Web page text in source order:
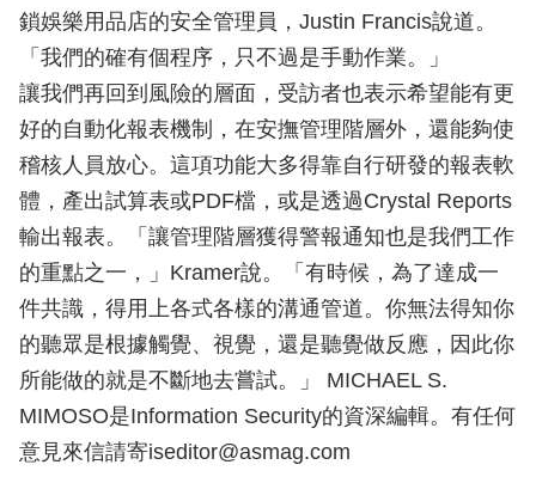
鎖娛樂用品店的安全管理員，Justin Francis說道。
「我們的確有個程序，只不過是手動作業。」
讓我們再回到風險的層面，受訪者也表示希望能有更
好的自動化報表機制，在安撫管理階層外，還能夠使
稽核人員放心。這項功能大多得靠自行研發的報表軟
體，產出試算表或PDF檔，或是透過Crystal Reports
輸出報表。「讓管理階層獲得警報通知也是我們工作
的重點之一，」Kramer說。「有時候，為了達成一
件共識，得用上各式各樣的溝通管道。你無法得知你
的聽眾是根據觸覺、視覺，還是聽覺做反應，因此你
所能做的就是不斷地去嘗試。」 MICHAEL S.
MIMOSO是Information Security的資深編輯。有任何
意見來信請寄iseditor@asmag.com